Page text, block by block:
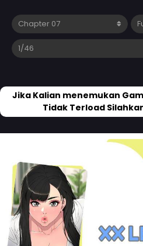
Jika Kalian menemukan
Tidak Terload